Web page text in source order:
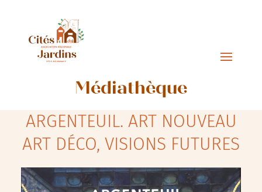
Médiathèque
ARGENTEUIL. ART NOUVEAU
ART DÉCO, VISIONS FUTURES